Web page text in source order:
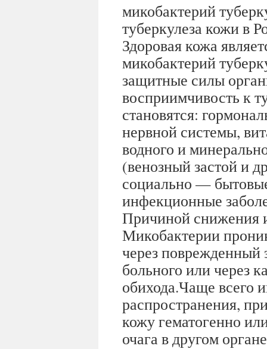
микобактерий
туберкулеза кожи в
Здоровая кожа
микобактерий
защитные силы
восприимчивость к
становятся:
нервной системы,
водного и
(венозный застой и
социально —
инфекционные
Причиной снижения
Микобактерии
через поврежденный
больного или через
обихода.Чаще всего
распространения,
кожу гематогенно
очага в другом